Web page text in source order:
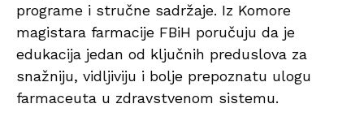
programe i stručne sadržaje. Iz Komore
magistara farmacije FBiH poručuju da je
edukacija jedan od ključnih preduslova za
snažniju, vidljiviju i bolje prepoznatu ulogu
farmaceuta u zdravstvenom sistemu.